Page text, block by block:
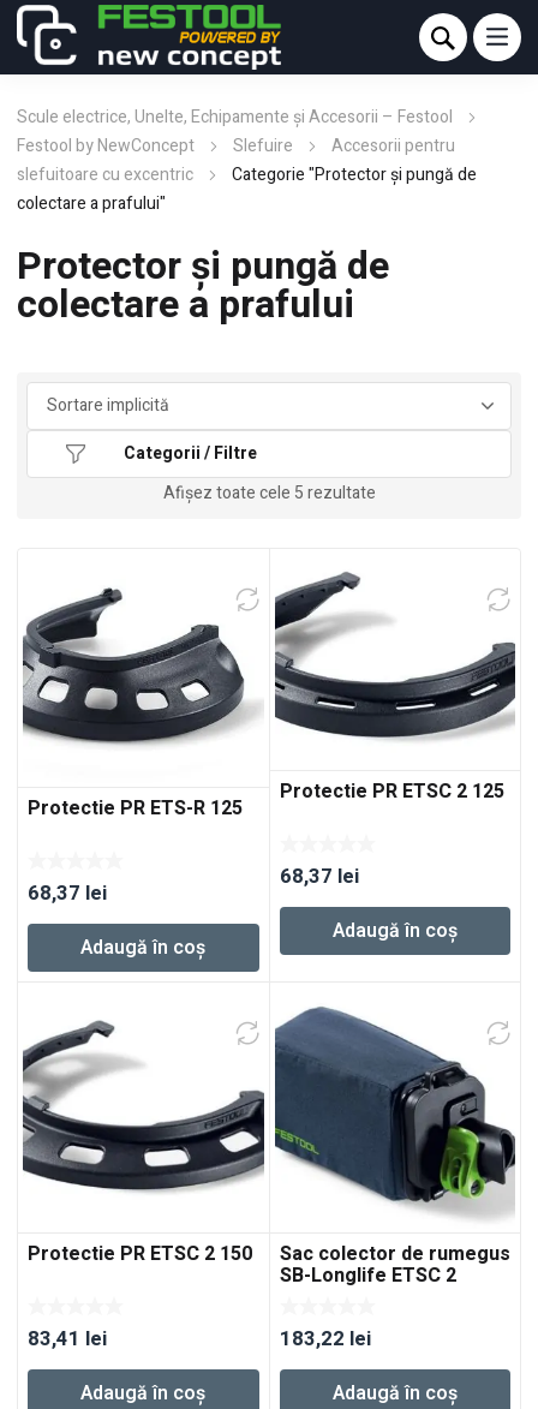
Scule electrice, Unelte, Echipamente și Accesorii – Festool
Festool by NewConcept
Slefuire
Accesorii pentru
slefuitoare cu excentric
Categorie "Protector şi pungă de
colectare a prafului"
Protector şi pungă de
colectare a prafului
Afișez toate cele 5 rezultate
Categorii / Filtre
Protectie PR ETS-R 125
68,37 lei
Adaugă în coș
Protectie PR ETSC 2 125
68,37 lei
Adaugă în coș
Protectie PR ETSC 2 150
83,41 lei
Adaugă în coș
Sac colector de rumegus
SB-Longlife ETSC 2
183,22 lei
Adaugă în coș